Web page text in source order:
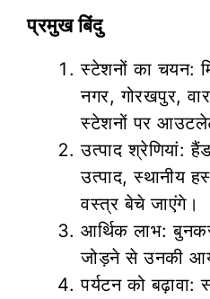
प्रमुख बिंदु
स्टेशनों का चयन:
नगर, गोरखपुर,
स्टेशनों पर
उत्पाद श्रेणियां:
उत्पाद, स्थानीय
वस्त्र बेचे जाएंगे।
आर्थिक लाभ:
जोड़ने से उनकी आय
पर्यटन को बढ़ावा: